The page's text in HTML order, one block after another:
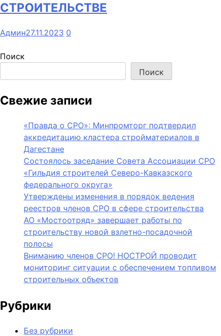
СТРОИТЕЛЬСТВЕ
Админ27.11.2023 0
Поиск
Поиск
Свежие записи
«Правда о СРО»: Минпромторг подтвердил
аккредитацию кластера стройматериалов в
Дагестане
Состоялось заседание Совета Ассоциации СРО
«Гильдия строителей Северо-Кавказского
федерального округа»
Утверждены изменения в порядок ведения
реестров членов СРО в сфере строительства
АО «Мостоотряд» завершает работы по
строительству новой взлетно-посадочной
полосы
Вниманию членов СРО! НОСТРОЙ проводит
мониторинг ситуации с обеспечением топливом
строительных объектов
Рубрики
Без рубрики